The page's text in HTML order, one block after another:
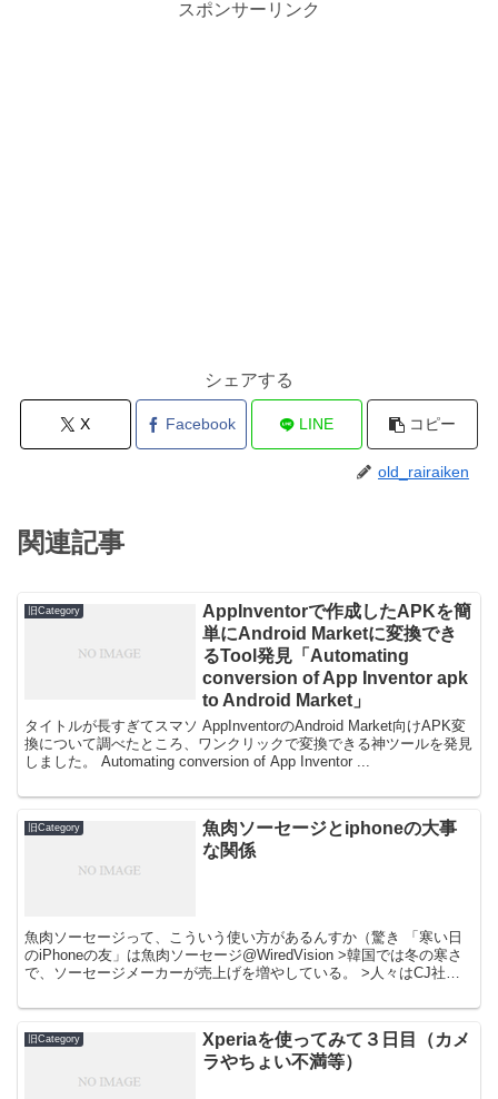
スポンサーリンク
シェアする
X Facebook LINE コピー
old_rairaiken
関連記事
旧Category
AppInventorで作成したAPKを簡
単にAndroid Marketに変換でき
るTool発見「Automating
conversion of App Inventor apk
to Android Market」
タイトルが長すぎてスマソ AppInventorのAndroid Market向けAPK変
換について調べたところ、ワンクリックで変換できる神ツールを発見
しました。 Automating conversion of App Inventor ...
旧Category
魚肉ソーセージとiphoneの大事
な関係
魚肉ソーセージって、こういう使い方があるんすか（驚き 「寒い日
のiPhoneの友」は魚肉ソーセージ@WiredVision >韓国では冬の寒さ
で、ソーセージメーカーが売上げを増やしている。 >人々はCJ社の
旧Category
Xperiaを使ってみて３日目（カメ
ラやちょい不満等）